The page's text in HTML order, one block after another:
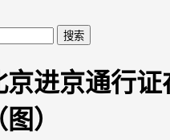
京进京通行
）